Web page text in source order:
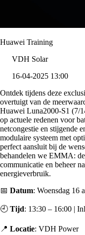
Huawei Training
VDH Solar
16-04-2025 13:00
Ontdek tijdens deze
overtuigt van de
Huawei Luna2000-S1 (7/
op actuele redenen voor
netcongestie en stijgende
modulaire systeem met
perfect aansluit bij de
behandelen we EMMA:
communicatie en beheer
energieverbruik.
📅 Datum: Woensdag 16
🕘 Tijd: 13:30 – 16:00 |
📍 Locatie: VDH Power